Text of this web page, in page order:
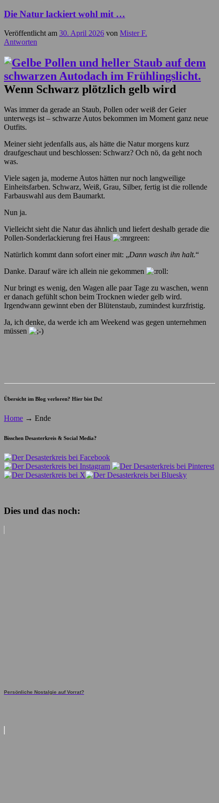
Die Natur lackiert wohl mit …
Veröffentlicht am 30. April 2026 von Mister F.
Antworten
Wenn Schwarz plötzlich gelb wird
Was immer da gerade an Staub, Pollen oder weiß der Geier
unterwegs ist – schwarze Autos bekommen im Moment ganz neue
Outfits.
Meiner sieht jedenfalls aus, als hätte die Natur morgens kurz
draufgeschaut und beschlossen: Schwarz? Och nö, da geht noch
was.
Viele sagen ja, moderne Autos hätten nur noch langweilige
Einheitsfarben. Schwarz, Weiß, Grau, Silber, fertig ist die rollende
Farbauswahl aus dem Baumarkt.
Nun ja.
Vielleicht sieht die Natur das ähnlich und liefert deshalb gerade die
Pollen-Sonderlackierung frei Haus
Natürlich kommt dann sofort einer mit: „Dann wasch ihn halt.“
Danke. Darauf wäre ich allein nie gekommen
Nur bringt es wenig, den Wagen alle paar Tage zu waschen, wenn
er danach gefühlt schon beim Trocknen wieder gelb wird.
Irgendwann gewinnt eben der Blütenstaub, zumindest kurzfristig.
Ja, ich denke, da werde ich am Weekend was gegen unternehmen
müssen
Übersicht im Blog verloren? Hier bist Du!
Home → Ende
Bisschen Desasterkreis & Social Media?
Dies und das noch:
Persönliche Nostalgie auf Vorrat?